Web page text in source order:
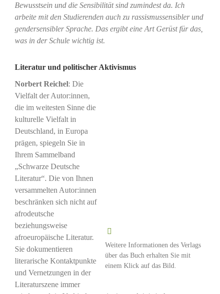
Bewusstsein und die Sensibilität sind zumindest da. Ich
arbeite mit den Studierenden auch zu rassismussensibler und
gendersensibler Sprache. Das ergibt eine Art Gerüst für das,
was in der Schule wichtig ist.
Literatur und politischer Aktivismus
Weitere Informationen des Verlags
über das Buch erhalten Sie mit
einem Klick auf das Bild.
Norbert Reichel: Die
Vielfalt der Autor:innen,
die im weitesten Sinne die
kulturelle Vielfalt in
Deutschland, in Europa
prägen, spiegeln Sie in
Ihrem Sammelband
„Schwarze Deutsche
Literatur“. Die von Ihnen
versammelten Autor:innen
beschränken sich nicht auf
afrodeutsche
beziehungsweise
afroeuropäische Literatur.
Sie dokumentieren
literarische Kontaktpunkte
und Vernetzungen in der
Literaturszene immer